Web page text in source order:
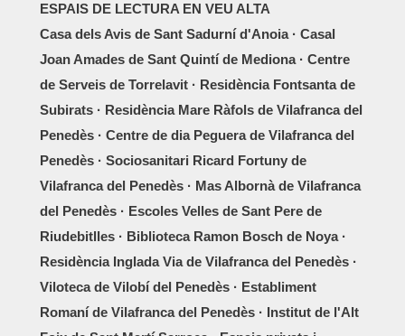
ESPAIS DE LECTURA EN VEU ALTA
Casa dels Avis de Sant Sadurní d'Anoia · Casal
Joan Amades de Sant Quintí de Mediona · Centre
de Serveis de Torrelavit · Residència Fontsanta de
Subirats · Residència Mare Ràfols de Vilafranca del
Penedès · Centre de dia Peguera de Vilafranca del
Penedès · Sociosanitari Ricard Fortuny de
Vilafranca del Penedès · Mas Albornà de Vilafranca
del Penedès · Escoles Velles de Sant Pere de
Riudebitlles · Biblioteca Ramon Bosch de Noya ·
Residència Inglada Via de Vilafranca del Penedès ·
Viloteca de Vilobí del Penedès · Establiment
Romaní de Vilafranca del Penedès · Institut de l'Alt